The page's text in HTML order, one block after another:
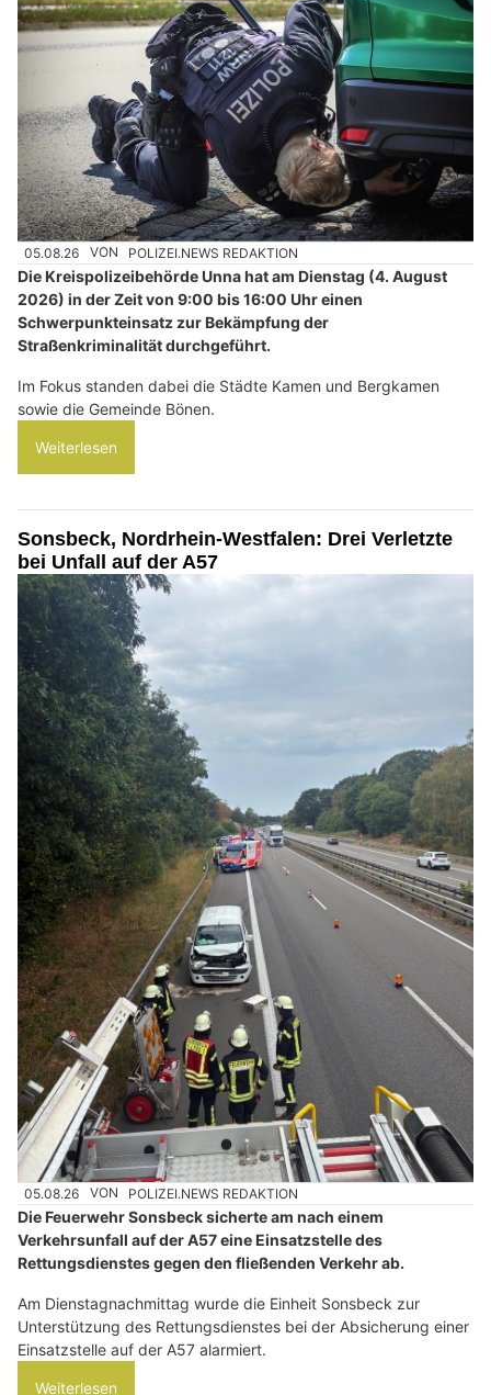
05.08.26 VON POLIZEI.NEWS REDAKTION
Die Kreispolizeibehörde Unna hat am Dienstag (4. August
2026) in der Zeit von 9:00 bis 16:00 Uhr einen
Schwerpunkteinsatz zur Bekämpfung der
Straßenkriminalität durchgeführt.
Im Fokus standen dabei die Städte Kamen und Bergkamen
sowie die Gemeinde Bönen.
Weiterlesen
Sonsbeck, Nordrhein-Westfalen: Drei Verletzte
bei Unfall auf der A57
05.08.26 VON POLIZEI.NEWS REDAKTION
Die Feuerwehr Sonsbeck sicherte am nach einem
Verkehrsunfall auf der A57 eine Einsatzstelle des
Rettungsdienstes gegen den fließenden Verkehr ab.
Am Dienstagnachmittag wurde die Einheit Sonsbeck zur
Unterstützung des Rettungsdienstes bei der Absicherung einer
Einsatzstelle auf der A57 alarmiert.
Weiterlesen